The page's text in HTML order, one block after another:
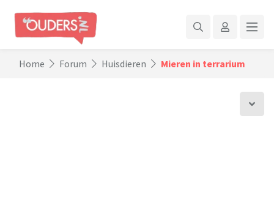
Home Forum Huisdieren Mieren in terrarium